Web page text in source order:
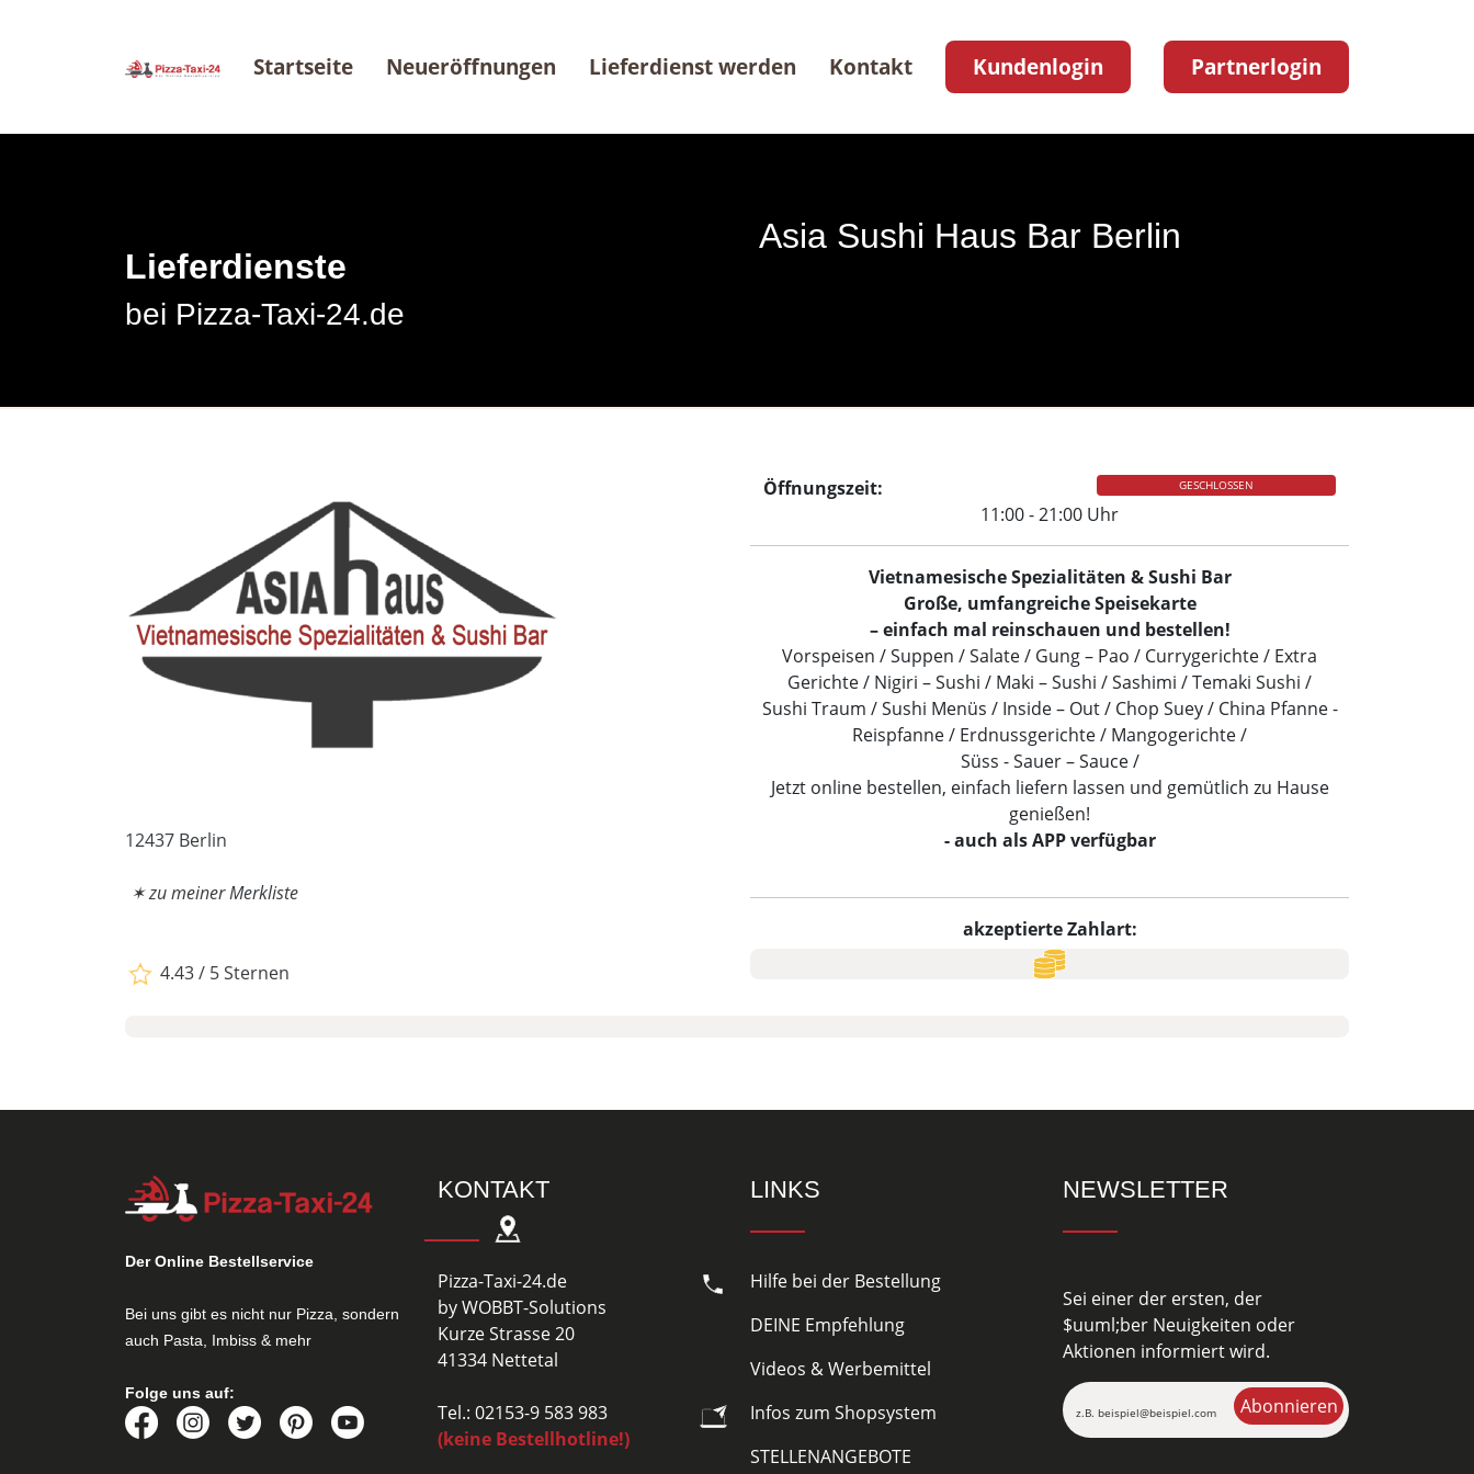
Startseite Neueröffnungen Lieferdienst werden Kontakt Kundenlogin Partnerlogin
Lieferdienste
bei Pizza-Taxi-24.de
Asia Sushi Haus Bar Berlin
12437 Berlin
✶ zu meiner Merkliste
4.43 / 5 Sternen
Öffnungszeit: GESCHLOSSEN
11:00 - 21:00 Uhr
Vietnamesische Spezialitäten & Sushi Bar
Große, umfangreiche Speisekarte
– einfach mal reinschauen und bestellen!
Vorspeisen / Suppen / Salate / Gung – Pao / Currygerichte / Extra
Gerichte / Nigiri – Sushi / Maki – Sushi / Sashimi / Temaki Sushi /
Sushi Traum / Sushi Menüs / Inside – Out / Chop Suey / China Pfanne -
Reispfanne / Erdnussgerichte / Mangogerichte /
Süss - Sauer – Sauce /
Jetzt online bestellen, einfach liefern lassen und gemütlich zu Hause
genießen!
- auch als APP verfügbar
akzeptierte Zahlart:
Der Online Bestellservice
Bei uns gibt es nicht nur Pizza, sondern
auch Pasta, Imbiss & mehr
Folge uns auf:
KONTAKT
Pizza-Taxi-24.de
by WOBBT-Solutions
Kurze Strasse 20
41334 Nettetal
Tel.: 02153-9 583 983
(keine Bestellhotline!)
LINKS
Hilfe bei der Bestellung
DEINE Empfehlung
Videos & Werbemittel
Infos zum Shopsystem
STELLENANGEBOTE
NEWSLETTER
Sei einer der ersten, der
$uuml;ber Neuigkeiten oder
Aktionen informiert wird.